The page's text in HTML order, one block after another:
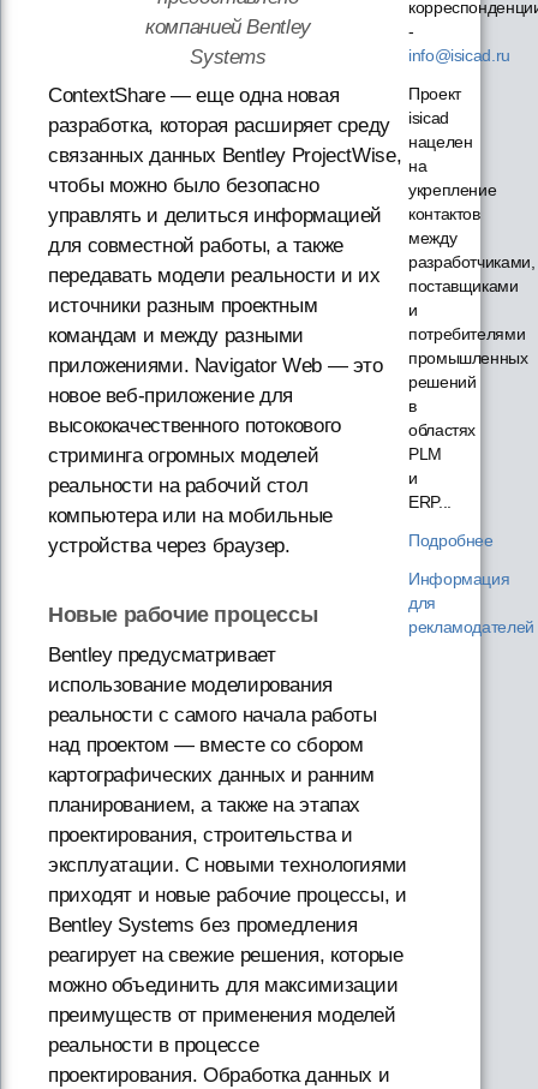
компанией Bentley
Systems
ContextShare — еще одна новая
разработка, которая расширяет среду
связанных данных Bentley ProjectWise,
чтобы можно было безопасно
управлять и делиться информацией
для совместной работы, а также
передавать модели реальности и их
источники разным проектным
командам и между разными
приложениями. Navigator Web — это
новое веб-приложение для
высококачественного потокового
стриминга огромных моделей
реальности на рабочий стол
компьютера или на мобильные
устройства через браузер.
Новые рабочие процессы
Bentley предусматривает
использование моделирования
реальности с самого начала работы
над проектом — вместе со сбором
картографических данных и ранним
планированием, а также на этапах
проектирования, строительства и
эксплуатации. С новыми технологиями
приходят и новые рабочие процессы, и
Bentley Systems без промедления
реагирует на свежие решения, которые
можно объединить для максимизации
преимуществ от применения моделей
реальности в процессе
проектирования. Обработка данных и
-
info@isicad.ru
Проект
isicad
нацелен
на
укрепление
контактов
между
разработчиками,
поставщиками
и
потребителями
промышленных
решений
в
областях
PLM
и
ERP...
Подробнее
Информация
для
рекламодателей